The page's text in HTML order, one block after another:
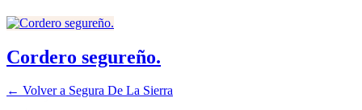
Cordero segureño.
← Volver a Segura De La Sierra